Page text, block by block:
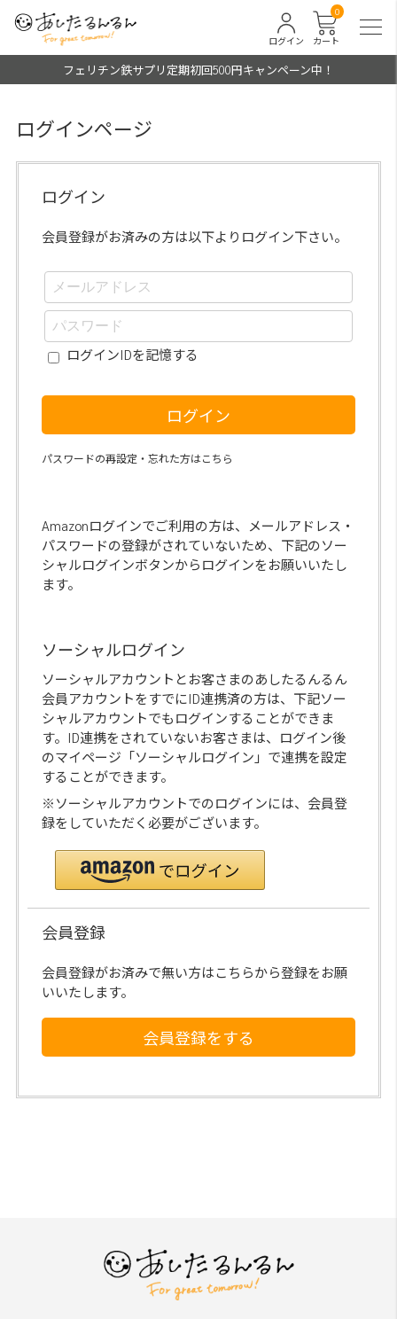
カート
0
ログイン
フェリチン鉄サプリ定期初回500円キャンペーン中！
ログインページ
ログイン
会員登録がお済みの方は以下よりログイン下さい。
ログインIDを記憶する
ログイン
パスワードの再設定・忘れた方はこちら
Amazonログインでご利用の方は、メールアドレス・
パスワードの登録がされていないため、下記のソー
シャルログインボタンからログインをお願いいたし
ます。
ソーシャルログイン
ソーシャルアカウントとお客さまのあしたるんるん
会員アカウントをすでにID連携済の方は、下記ソー
シャルアカウントでもログインすることができま
す。ID連携をされていないお客さまは、ログイン後
のマイページ「ソーシャルログイン」で連携を設定
することができます。
※ソーシャルアカウントでのログインには、会員登
録をしていただく必要がございます。
会員登録
会員登録がお済みで無い方はこちらから登録をお願
いいたします。
会員登録をする